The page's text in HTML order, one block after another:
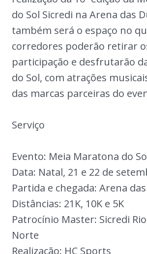
do Sol Sicredi na Arena das
também será o espaço no
corredores poderão retirar
participação e desfrutarão
do Sol, com atrações
das marcas parceiras do
Serviço
Evento: Meia Maratona do
Data: Natal, 21 e 22 de
Partida e chegada: Arena
Distâncias: 21K, 10K e 5K
Patrocínio Master: Sicredi
Norte
Realização: HC Sports